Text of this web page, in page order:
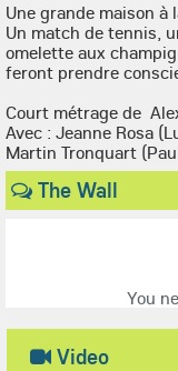
Une grande maison à
Un match de tennis,
omelette aux
feront prendre
Court métrage de
Avec : Jeanne Rosa
Martin Tronquart
The Wall
You
Video